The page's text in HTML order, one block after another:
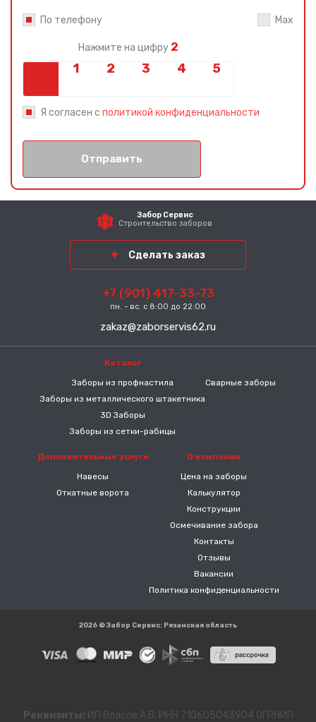
По телефону Max
Нажмите на цифру 2
Я согласен с политикой конфиденциальности
Отправить
Забор Сервис
Строительство заборов
Сделать заказ
+7 (901) 417-33-73
пн. - вс. с 8:00 до 22:00
zakaz@zaborservis62.ru
Каталог
Заборы из профнастила
Заборы из металлического штакетника
3D Заборы
Заборы из сетки-рабицы
Сварные заборы
Дополнительные услуги
Навесы
Откатные ворота
О компании
Цена на заборы
Калькулятор
Конструкции
Осмечивание забора
Контакты
Отзывы
Вакансии
Политика конфиденциальности
2026 © Забор Сервис: Рязанская область
Реквизиты: ИП Власов А.В. ИНН 710605043904 ОГРНИП